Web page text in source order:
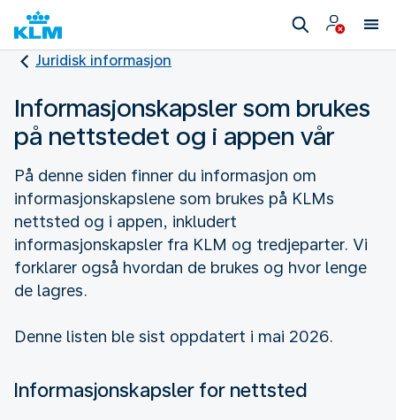
Juridisk informasjon
Informasjonskapsler som brukes
på nettstedet og i appen vår
På denne siden finner du informasjon om
informasjonskapslene som brukes på KLMs
nettsted og i appen, inkludert
informasjonskapsler fra KLM og tredjeparter. Vi
forklarer også hvordan de brukes og hvor lenge
de lagres.
Denne listen ble sist oppdatert i mai 2026.
Informasjonskapsler for nettsted